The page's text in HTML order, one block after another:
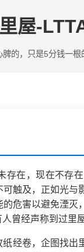
里屋-
脾的，只是5分钱一根
存在，现在不存
触及，正如光与
危害以避免湮
曾经声称到过里
经卷，企图找